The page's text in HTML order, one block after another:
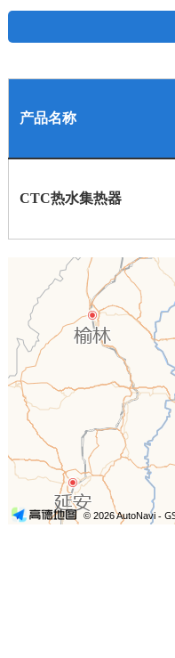
产品名称
CTC热水集热器